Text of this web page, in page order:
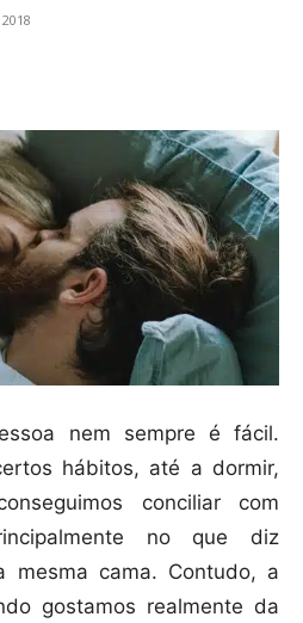
nem sempre é fácil.
hábitos, até a dormir,
conciliar com
no que diz
mesma cama. Contudo, a
gostamos realmente da